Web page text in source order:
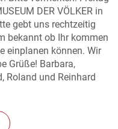
DER VÖLKER in
gebt uns rechtzeitig
bekannt ob Ihr kommen
einplanen können. Wir
Grüße! Barbara,
Roland und Reinhard